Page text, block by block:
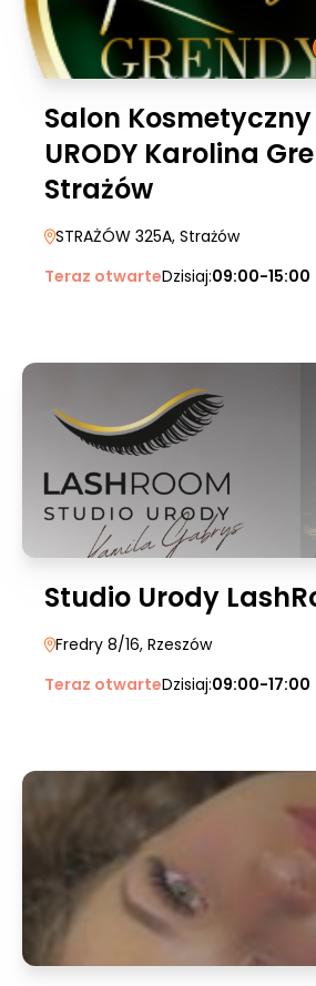
Salon Kosmetyczny
URODY Karolina
Strażów
STRAŻÓW 325A, Strażów
Teraz otwarteDzisiaj:09:00-15:00
Studio Urody
Fredry 8/16, Rzeszów
Teraz otwarteDzisiaj:09:00-17:00